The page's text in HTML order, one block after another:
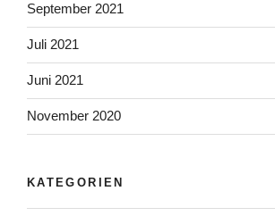
September 2021
Juli 2021
Juni 2021
November 2020
KATEGORIEN